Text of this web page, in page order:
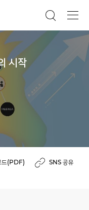
시작
드(PDF) SNS 공유